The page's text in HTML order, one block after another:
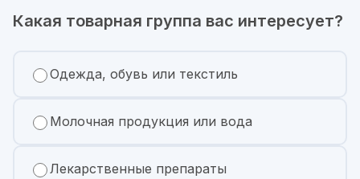
Какая товарная группа вас интересует?
Одежда, обувь или текстиль
Молочная продукция или вода
Лекарственные препараты